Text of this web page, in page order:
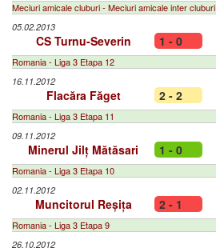
Meciuri amicale cluburi - Meciuri amicale inter cluburi
05.02.2013
CS Turnu-Severin 1 - 0
Romania - Liga 3 Etapa 12
16.11.2012
Flacăra Făget 2 - 2
Romania - Liga 3 Etapa 11
09.11.2012
Minerul Jilț Mătăsari 1 - 0
Romania - Liga 3 Etapa 10
02.11.2012
Muncitorul Reșița 2 - 1
Romania - Liga 3 Etapa 9
26.10.2012